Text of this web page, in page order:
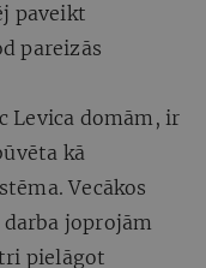
paveikt
pareizās
Levica domām, ir
kā
Vecākos
joprojām
pielāgot